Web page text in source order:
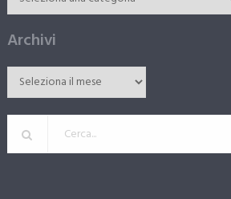
Archivi